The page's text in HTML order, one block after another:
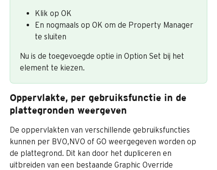
Klik op OK
En nogmaals op OK om de Property Manager
te sluiten
Nu is de toegevoegde optie in Option Set bij het
element te kiezen.
Oppervlakte, per gebruiksfunctie in de
plattegronden weergeven
De oppervlakten van verschillende gebruiksfuncties
kunnen per BVO,NVO of GO weergegeven worden op
de plattegrond. Dit kan door het dupliceren en
uitbreiden van een bestaande Graphic Override